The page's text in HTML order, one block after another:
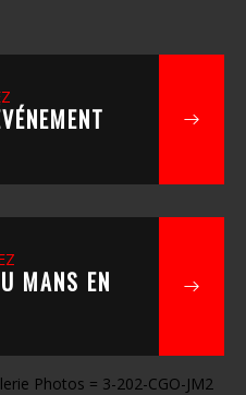
MANS EN
Photos = 3-202-CGO-JM2